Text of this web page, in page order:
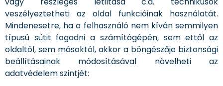
veszélyeztetheti az oldal funkcióinak használatát.
Mindenesetre, ha a felhasználó nem kíván semmilyen
típusú sütit fogadni a számítógépén, sem ettől az
oldaltól, sem másoktól, akkor a böngészője biztonsági
beállításainak módosításával növelheti az
adatvédelem szintjét: